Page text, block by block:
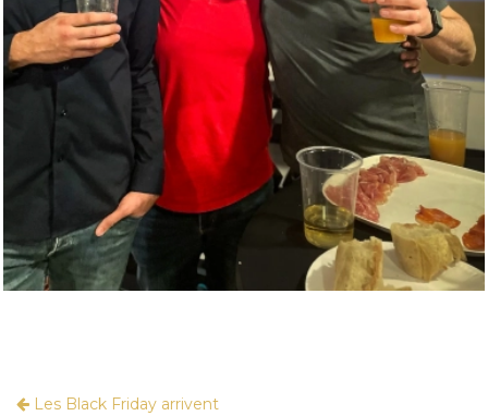
Les Black Friday arrivent